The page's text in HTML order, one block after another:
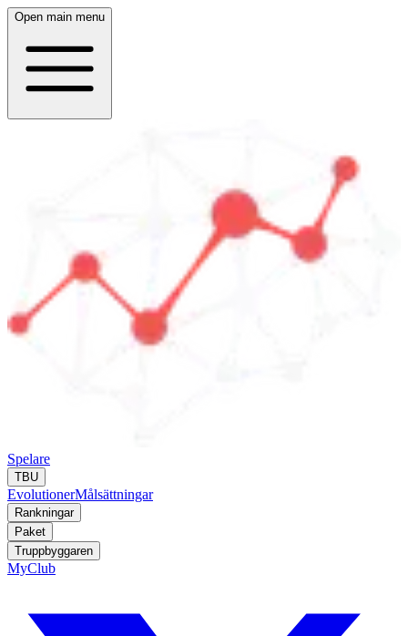
Open main menu
Spelare
TBU
EvolutionerMålsättningar
Rankningar
Paket
Truppbyggaren
MyClub